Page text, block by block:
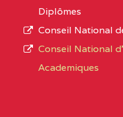
EXTREME-
NORD
L’offre
d’éducation
de
Diplômes
Conseil National
Conseil National
Academiques